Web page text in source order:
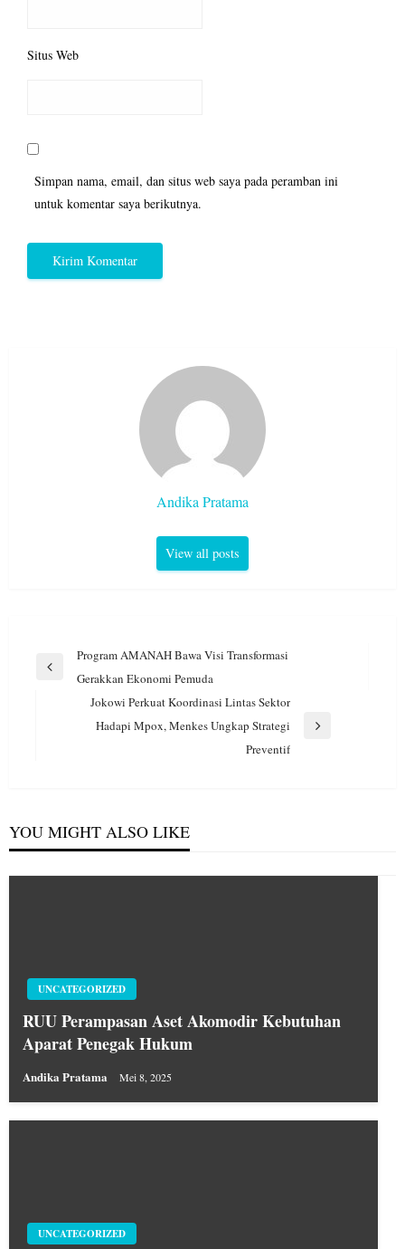
Situs Web
Simpan nama, email, dan situs web saya pada peramban ini
untuk komentar saya berikutnya.
Andika Pratama
View all posts
Navigasi
Previous
Program AMANAH Bawa Visi Transformasi
Gerakkan Ekonomi Pemuda
Jokowi Perkuat Koordinasi Lintas Sektor
Hadapi Mpox, Menkes Ungkap Strategi
Preventif
YOU MIGHT ALSO LIKE
UNCATEGORIZED
RUU Perampasan Aset Akomodir Kebutuhan
Aparat Penegak Hukum
Andika Pratama Mei 8, 2025
UNCATEGORIZED